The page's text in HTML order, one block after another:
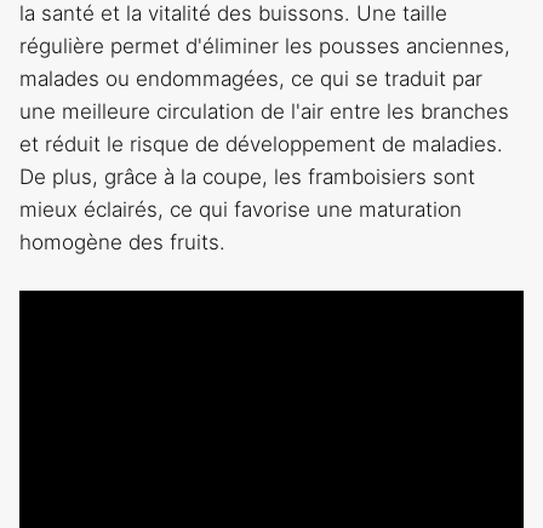
la santé et la vitalité des buissons. Une taille
régulière permet d'éliminer les pousses anciennes,
malades ou endommagées, ce qui se traduit par
une meilleure circulation de l'air entre les branches
et réduit le risque de développement de maladies.
De plus, grâce à la coupe, les framboisiers sont
mieux éclairés, ce qui favorise une maturation
homogène des fruits.